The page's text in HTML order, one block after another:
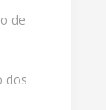
de
dos